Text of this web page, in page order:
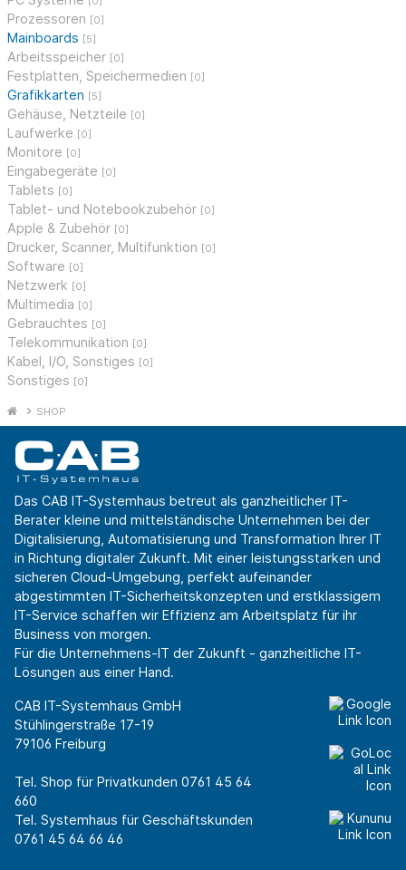
Prozessoren [0]
Mainboards [5]
Arbeitsspeicher [0]
Festplatten, Speichermedien [0]
Grafikkarten [5]
Gehäuse, Netzteile [0]
Laufwerke [0]
Monitore [0]
Eingabegeräte [0]
Tablets [0]
Tablet- und Notebookzubehör [0]
Apple & Zubehör [0]
Drucker, Scanner, Multifunktion [0]
Software [0]
Netzwerk [0]
Multimedia [0]
Gebrauchtes [0]
Telekommunikation [0]
Kabel, I/O, Sonstiges [0]
Sonstiges [0]
SHOP
Das CAB IT-Systemhaus betreut als ganzheitlicher IT-
Berater kleine und mittelständische Unternehmen bei der
Digitalisierung, Automatisierung und Transformation Ihrer IT
in Richtung digitaler Zukunft. Mit einer leistungsstarken und
sicheren Cloud-Umgebung, perfekt aufeinander
abgestimmten IT-Sicherheitskonzepten und erstklassigem
IT-Service schaffen wir Effizienz am Arbeitsplatz für ihr
Business von morgen.
Für die Unternehmens-IT der Zukunft - ganzheitliche IT-
Lösungen aus einer Hand.
CAB IT-Systemhaus GmbH
Stühlingerstraße 17-19
79106 Freiburg
Tel. Shop für Privatkunden 0761 45 64
660
Tel. Systemhaus für Geschäftskunden
0761 45 64 66 46